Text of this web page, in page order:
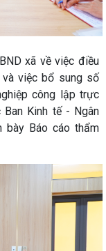
xã về việc điều
việc bổ sung số
công lập trực
Kinh tế - Ngân
bày Báo cáo thẩm